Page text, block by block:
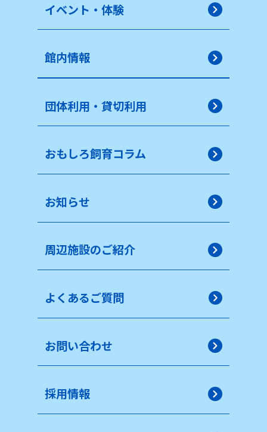
イベント・体験
館内情報
団体利用・貸切利用
おもしろ飼育コラム
お知らせ
周辺施設のご紹介
よくあるご質問
お問い合わせ
採用情報